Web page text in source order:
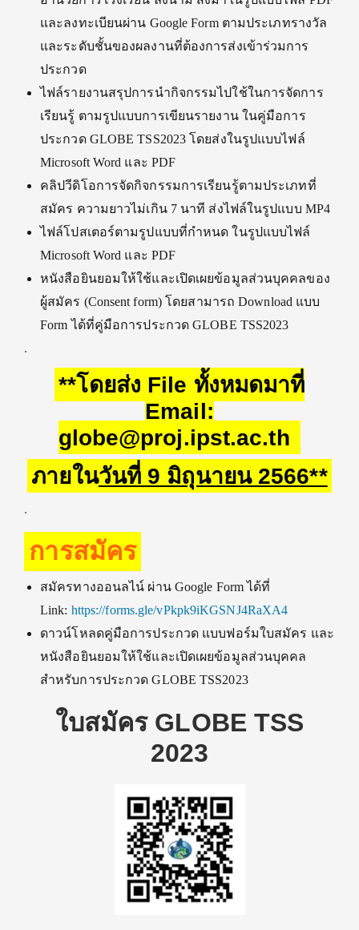
และลงทะเบียนผ่าน Google Form ตามประเภทรางวัล
และระดับชั้นของผลงานที่ต้องการส่งเข้าร่วมการ
ประกวด
ไฟล์รายงานสรุปการนำกิจกรรมไปใช้ในการจัดการ
เรียนรู้ ตามรูปแบบการเขียนรายงาน ในคู่มือการ
ประกวด GLOBE TSS2023 โดยส่งในรูปแบบไฟล์
Microsoft Word และ PDF
คลิปวีดิโอการจัดกิจกรรมการเรียนรู้ตามประเภทที่
สมัคร ความยาวไม่เกิน 7 นาที ส่งไฟล์ในรูปแบบ MP4
ไฟล์โปสเตอร์ตามรูปแบบที่กำหนด ในรูปแบบไฟล์
Microsoft Word และ PDF
หนังสือยินยอมให้ใช้และเปิดเผยข้อมูลส่วนบุคคลของ
ผู้สมัคร (Consent form) โดยสามารถ Download แบบ
Form ได้ที่คู่มือการประกวด GLOBE TSS2023
.
**โดยส่ง File ทั้งหมดมาที่
Email:
globe@proj.ipst.ac.th
ภายในวันที่ 9 มิถุนายน 2566**
.
การสมัคร
สมัครทางออนลไน์ ผ่าน Google Form ได้ที่
Link: https://forms.gle/vPkpk9iKGSNJ4RaXA4
ดาวน์โหลดคู่มือการประกวด แบบฟอร์มใบสมัคร และ
หนังสือยินยอมให้ใช้และเปิดเผยข้อมูลส่วนบุคคล
สำหรับการประกวด GLOBE TSS2023
ใบสมัคร GLOBE TSS
2023